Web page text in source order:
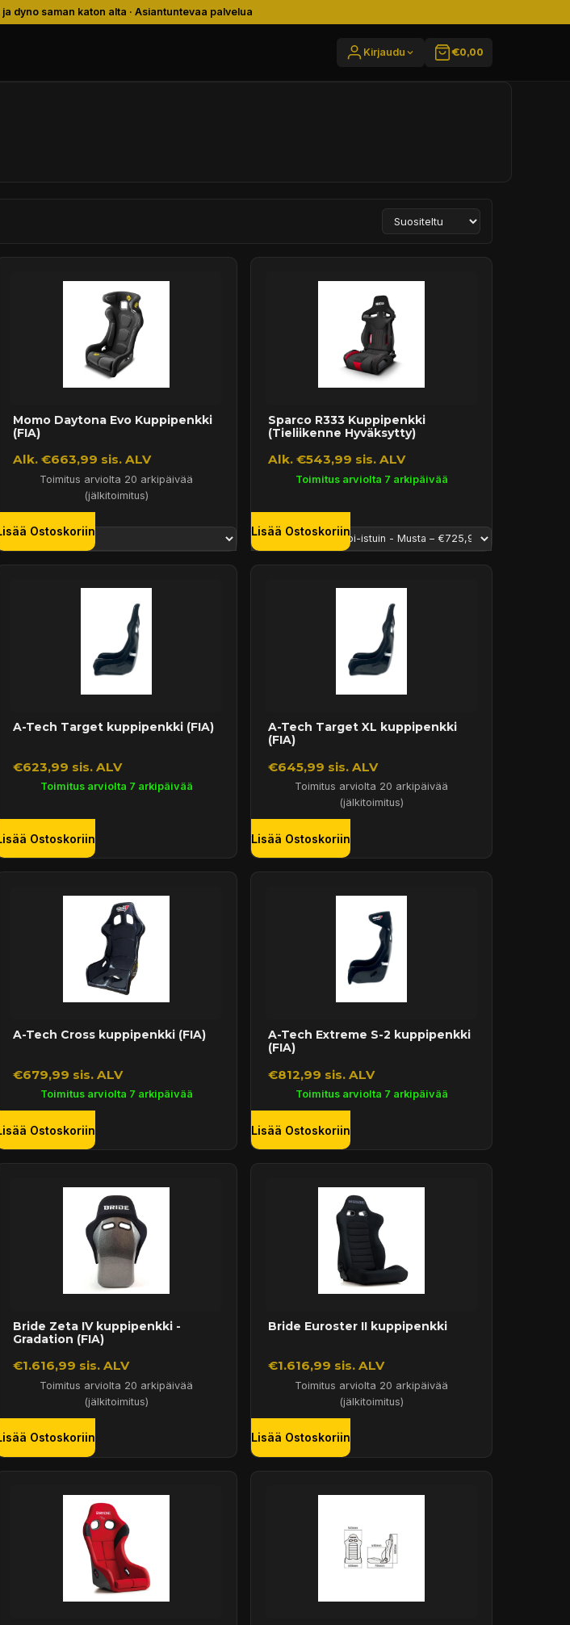
dyno saman katon alta · Asiantuntevaa palvelua
Kirjaudu €0,00
Momo Daytona Evo Kuppipenkki
(FIA)
Alk. €663,99 sis. ALV
Toimitus arviolta 20 arkipäivää
(jälkitoimitus)
Ostoskoriin
Sparco R333 Kuppipenkki
(Tieliikenne Hyväksytty)
Alk. €543,99 sis. ALV
Toimitus arviolta 7 arkipäivää
Lisää Ostoskoriin
A-Tech Target kuppipenkki (FIA)
€623,99 sis. ALV
Toimitus arviolta 7 arkipäivää
Ostoskoriin
A-Tech Target XL kuppipenkki
(FIA)
€645,99 sis. ALV
Toimitus arviolta 20 arkipäivää
(jälkitoimitus)
Lisää Ostoskoriin
A-Tech Cross kuppipenkki (FIA)
€679,99 sis. ALV
Toimitus arviolta 7 arkipäivää
Ostoskoriin
A-Tech Extreme S-2 kuppipenkki
(FIA)
€812,99 sis. ALV
Toimitus arviolta 7 arkipäivää
Lisää Ostoskoriin
Bride Zeta IV kuppipenkki -
Gradation (FIA)
€1.616,99 sis. ALV
Toimitus arviolta 20 arkipäivää
(jälkitoimitus)
Ostoskoriin
Bride Euroster II kuppipenkki
€1.616,99 sis. ALV
Toimitus arviolta 20 arkipäivää
(jälkitoimitus)
Lisää Ostoskoriin